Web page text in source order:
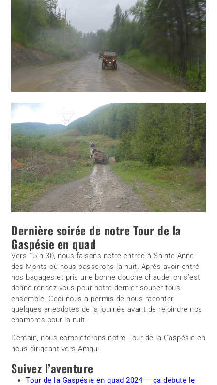
Dernière soirée de notre Tour de la
Gaspésie en quad
Vers 15 h 30, nous faisons notre entrée à Sainte-Anne-
des-Monts où nous passerons la nuit. Après avoir entré
nos bagages et pris une bonne douche chaude, on s’est
donné rendez-vous pour notre dernier souper tous
ensemble. Ceci nous a permis de nous raconter
quelques anecdotes de la journée avant de rejoindre nos
chambres pour la nuit.
Demain, nous compléterons notre Tour de la Gaspésie en
nous dirigeant vers Amqui.
Suivez l’aventure
Tour de la Gaspésie en quad 2024 — ça débute le